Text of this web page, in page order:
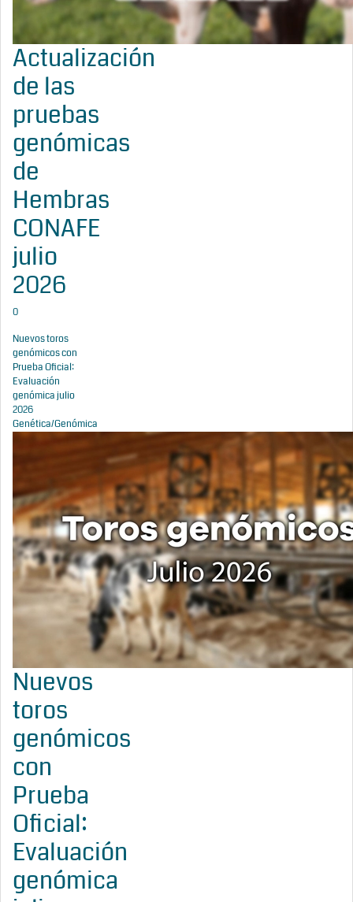
Actualización
de las
pruebas
genómicas
de
Hembras
CONAFE
julio
2026
0
Nuevos toros
genómicos con
Prueba Oficial:
Evaluación
genómica julio
2026
Genética/Genómica
Nuevos
toros
genómicos
con
Prueba
Oficial:
Evaluación
genómica